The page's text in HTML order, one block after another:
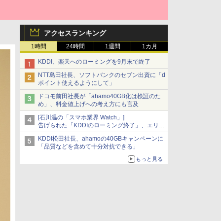
アクセスランキング
1時間 24時間 1週間 1カ月
KDDI、楽天へのローミングを9月末で終了
NTT島田社長、ソフトバンクのセブン出資に「d
ポイント使えるようにして」
ドコモ前田社長が「ahamo40GB化は検証のた
め」、料金値上げへの考え方にも言及
[石川温の「スマホ業界 Watch」]
告げられた「KDDIのローミング終了」、エリア
マップの落とし穴と楽天モバイルの課題
KDDI松田社長、ahamoの40GBキャンペーンに
「品質などを含めて十分対抗できる」
もっと見る